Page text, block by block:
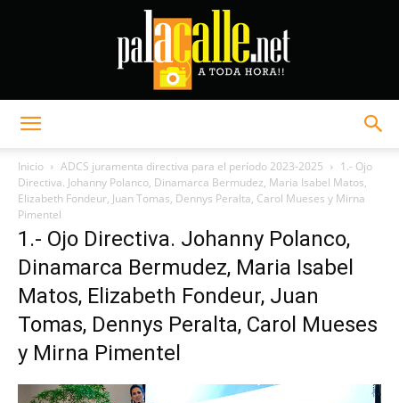
Inicio
ADCS juramenta directiva para el período 2023-2025
1.- Ojo
Directiva. Johanny Polanco, Dinamarca Bermudez, Maria Isabel Matos,
Elizabeth Fondeur, Juan Tomas, Dennys Peralta, Carol Mueses y Mirna
Pimentel
1.- Ojo Directiva. Johanny Polanco,
Dinamarca Bermudez, Maria Isabel
Matos, Elizabeth Fondeur, Juan
Tomas, Dennys Peralta, Carol Mueses
y Mirna Pimentel